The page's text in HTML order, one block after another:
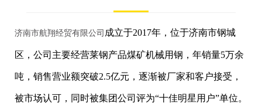
济南市航翔经贸有限公司 成立于2017年，位于济南市钢城
区，公司主要经营莱钢产品煤矿机械用钢，年销量5万余
吨，销售营业额突破2.5亿元，逐渐被厂家和客户接受，
被市场认可，同时被集团公司评为“十佳明星用户”单位。